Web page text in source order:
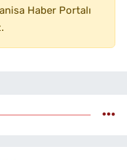
Haber Portalı